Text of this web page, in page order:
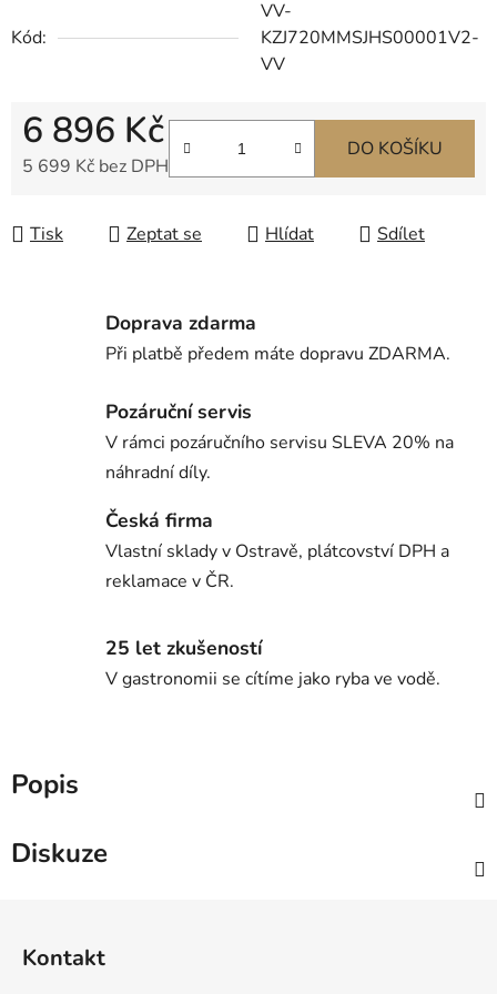
Kód:
VV-
KZJ720MMSJHS00001V2-
VV
6 896 Kč
5 699 Kč bez DPH
DO KOŠÍKU
Tisk Zeptat se Hlídat Sdílet
Doprava zdarma
Při platbě předem máte dopravu ZDARMA.
Pozáruční servis
V rámci pozáručního servisu SLEVA 20% na
náhradní díly.
Česká firma
Vlastní sklady v Ostravě, plátcovství DPH a
reklamace v ČR.
25 let zkušeností
V gastronomii se cítíme jako ryba ve vodě.
Popis
Diskuze
Kontakt